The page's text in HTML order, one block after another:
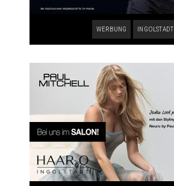
WERBUNG INGOLSTADT